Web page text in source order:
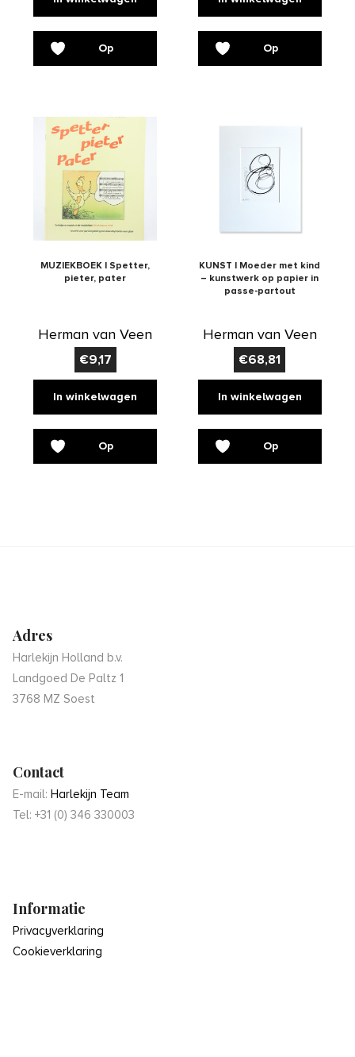
Op Op
MUZIEKBOEK | Spetter,
pieter, pater
Herman van Veen
€9,17
In winkelwagen
Op
KUNST | Moeder met kind
– kunstwerk op papier in
passe-partout
Herman van Veen
€68,81
In winkelwagen
Op
Adres
Harlekijn Holland b.v.
Landgoed De Paltz 1
3768 MZ Soest
Contact
E-mail: Harlekijn Team
Tel: +31 (0) 346 330003
Informatie
Privacyverklaring
Cookieverklaring